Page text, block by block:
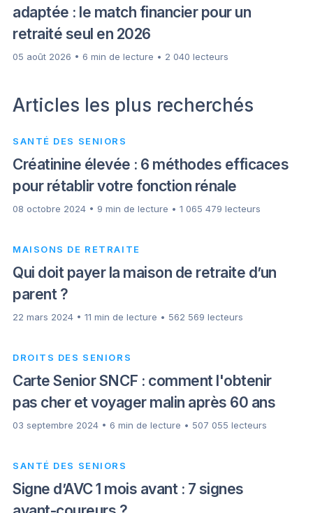
adaptée : le match financier pour un
retraité seul en 2026
05 août 2026 • 6 min de lecture • 2 040 lecteurs
Articles les plus recherchés
SANTÉ DES SENIORS
Créatinine élevée : 6 méthodes efficaces
pour rétablir votre fonction rénale
08 octobre 2024 • 9 min de lecture • 1 065 479 lecteurs
MAISONS DE RETRAITE
Qui doit payer la maison de retraite d’un
parent ?
22 mars 2024 • 11 min de lecture • 562 569 lecteurs
DROITS DES SENIORS
Carte Senior SNCF : comment l'obtenir
pas cher et voyager malin après 60 ans
03 septembre 2024 • 6 min de lecture • 507 055 lecteurs
SANTÉ DES SENIORS
Signe d’AVC 1 mois avant : 7 signes